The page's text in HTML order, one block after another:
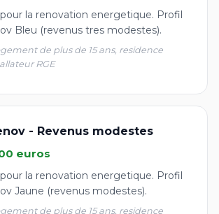
la renovation energetique. Profil
Bleu (revenus tres modestes).
de plus de 15 ans, residence
RGE
- Revenus modestes
euros
la renovation energetique. Profil
Jaune (revenus modestes).
de plus de 15 ans, residence